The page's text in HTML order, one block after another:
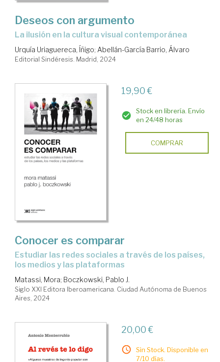
Deseos con argumento
la ilusión en la cultura visual contemporánea
Urquía Uriaguereca, Íñigo; Abellán-García Barrio, Álvaro
Editorial Sindéresis. Madrid, 2024
19,90 €
Stock en librería. Envío
en 24/48 horas
COMPRAR
Conocer es comparar
estudiar las redes sociales a través de los países,
los medios y las plataformas
Matassi, Mora; Boczkowski, Pablo J.
Siglo XXI Editora Iberoamericana. Ciudad Autónoma de Buenos
Aires, 2024
20,00 €
Sin Stock. Disponible en
7/10 días.